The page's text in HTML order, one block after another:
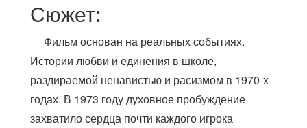
Сюжет:
Фильм основан на реальных событиях.
Истории любви и единения в школе,
раздираемой ненавистью и расизмом в 1970-х
годах. В 1973 году духовное пробуждение
захватило сердца почти каждого игрока